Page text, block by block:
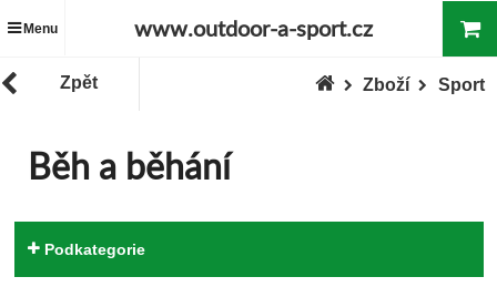
Menu www.outdoor-a-sport.cz
Zpět Sport
Zboží
Běh a běhání
Podkategorie